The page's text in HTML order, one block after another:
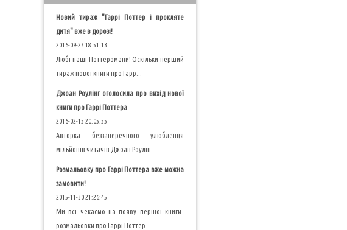
Новий тираж "Гаррі Поттер і прокляте
дитя" вже в дорозі!
2016-09-27 18:51:13
Любі наші Поттеромани! Оскільки перший
тираж нової книги про Гарр...
Джоан Роулінг оголосила про вихід нової
книги про Гаррі Поттера
2016-02-15 20:05:55
Авторка беззаперечного улюбленця
мільйонів читачів Джоан Роулін...
Розмальовку про Гаррі Поттера вже можна
замовити!
2015-11-30 21:26:45
Ми всі чекаємо на появу першої книги-
розмальовки про Гаррі Поттер...